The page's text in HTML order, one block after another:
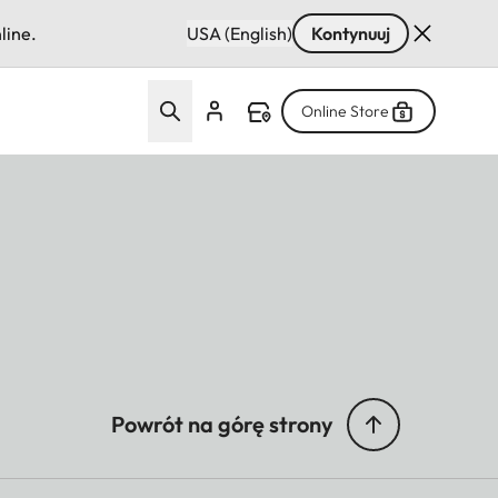
USA (English) Kontynuuj
Online Store
Powrót na górę strony